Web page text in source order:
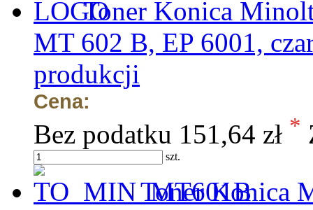
Toner Konica
MT 602 B, EP 6001,
produkcji
Cena:
Bez podatku 151,64 zł *
szt.
Toner Konica